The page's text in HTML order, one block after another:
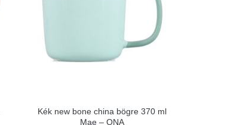
Kék new bone china bögre 370 ml
Mae – ONA